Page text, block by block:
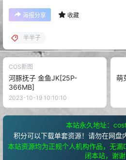
海报分享 收藏
半半子
COS新图
河豚抚子 金鱼JK[25P-
366MB]
2023-10-19 10:10:10
萌
本站永久地址：
积分可以下载单套资源！请勿在网盘
本站资源均为正规个人机构作品，无
闭本站，谢谢